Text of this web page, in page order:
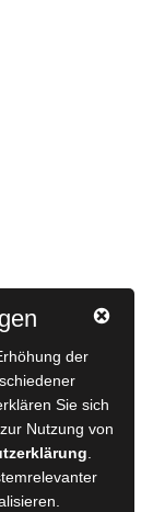
der
Sie sich
Nutzung von